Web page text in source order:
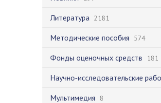
Литература 2181
Методические пособия 574
Фонды оценочных средств 181
Научно-исследовательские
Мультимедия 8